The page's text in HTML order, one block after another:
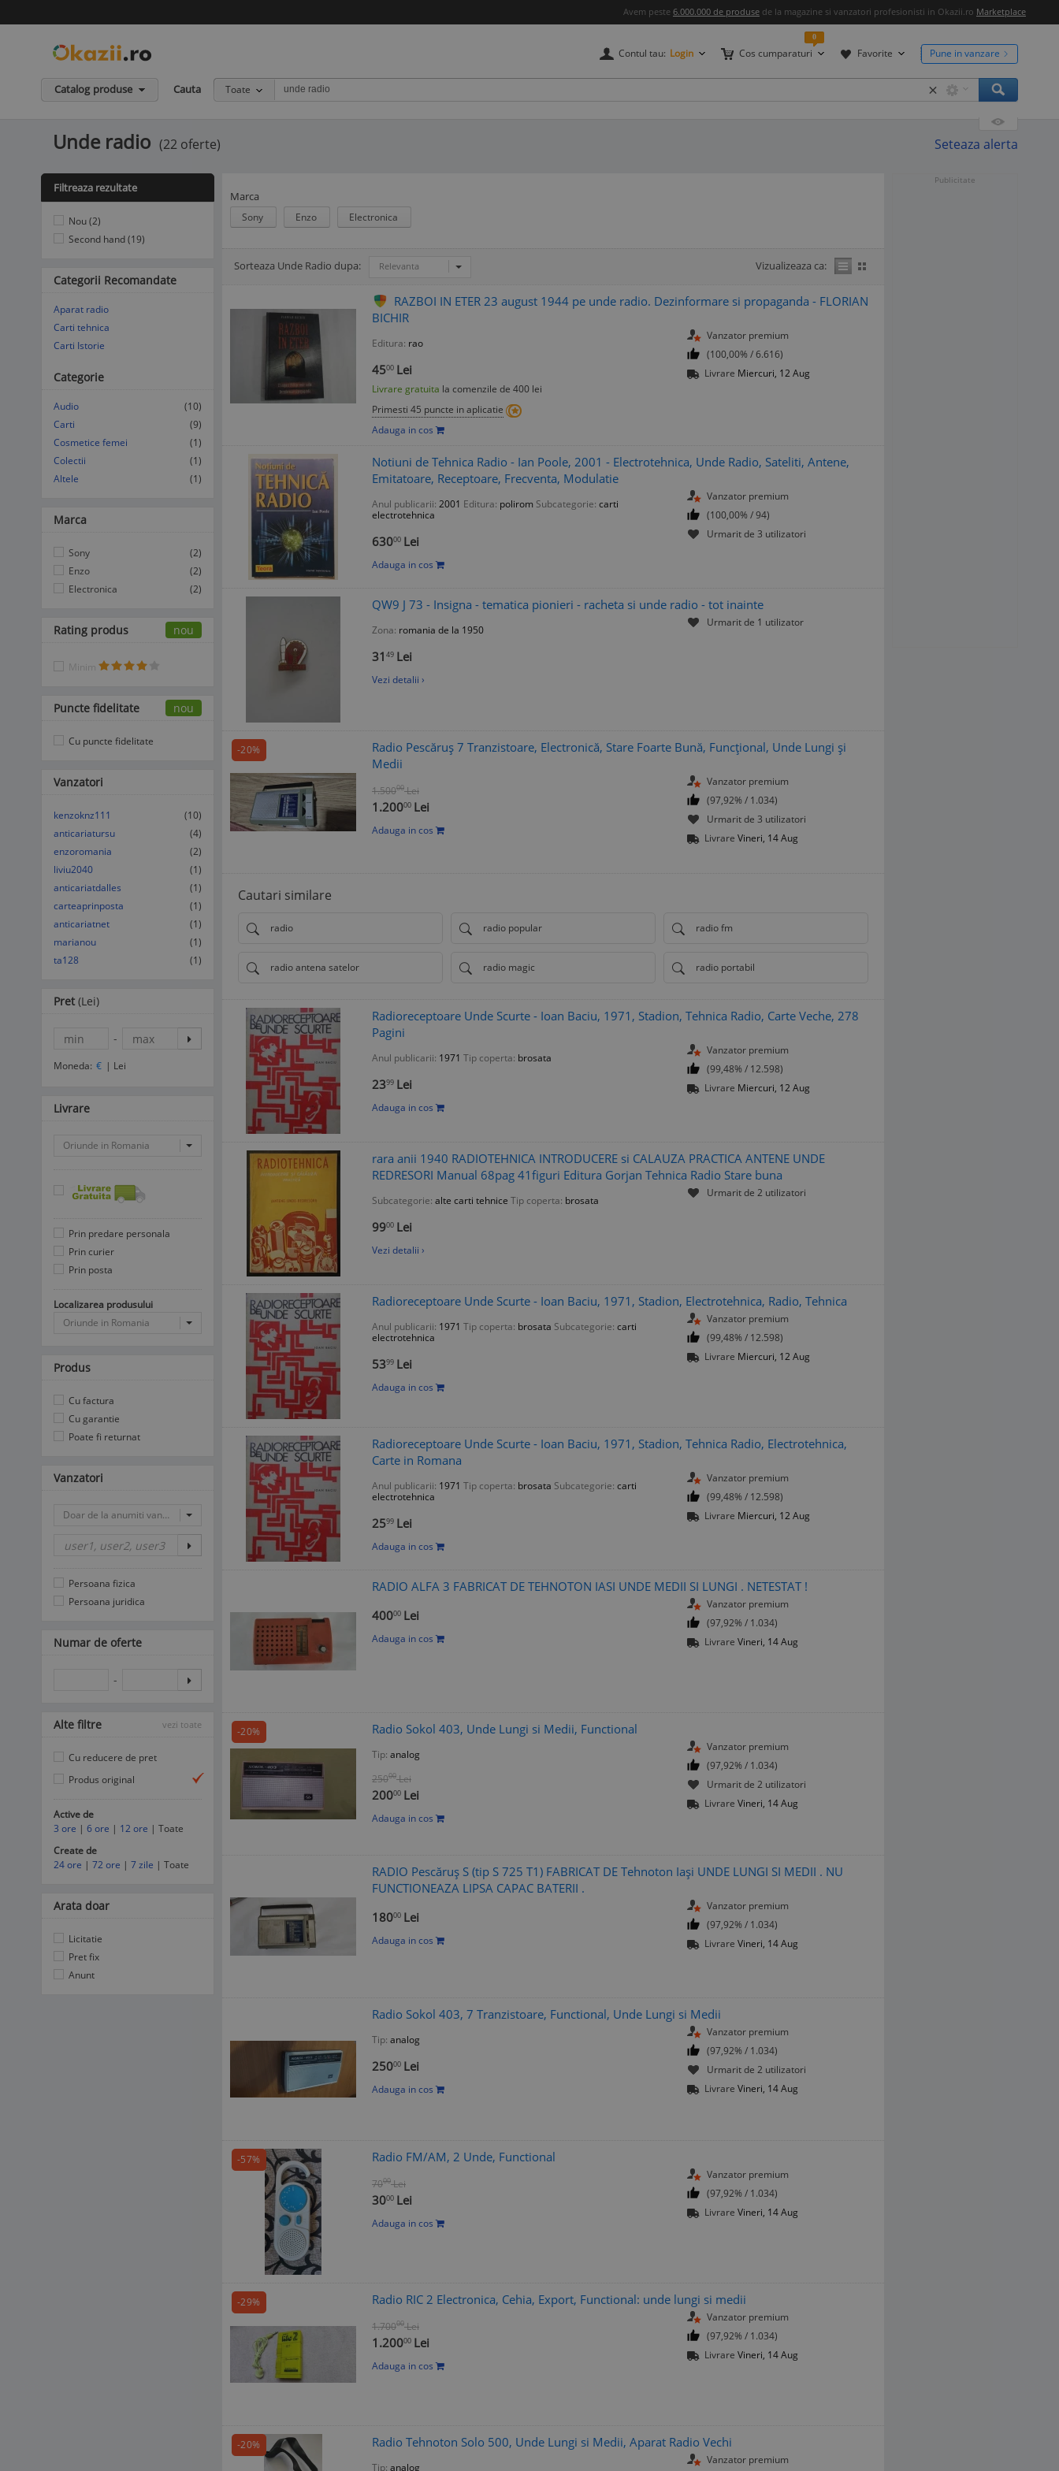
Avem peste 6.000.000 de produse de la magazine si vanzatori profesionisti in Okazii.ro Marketplace
Contul tau: Login Cos cumparaturi
0
Favorite Pune in vanzare
Catalog produse Cauta Toate ×
Unde radio (22 oferte) Seteaza alerta
Marca
Sony Enzo Electronica
Sorteaza Unde Radio dupa: Relevanta Vizualizeaza ca:
RAZBOI IN ETER 23 august 1944 pe unde radio. Dezinformare si propaganda - FLORIAN
BICHIR
Editura: rao
4500 Lei
Livrare gratuita la comenzile de 400 lei
Primesti 45 puncte in aplicatie
Adauga in cos
Vanzator premium
(100,00% / 6.616)
Livrare Miercuri, 12 Aug
Notiuni de Tehnica Radio - Ian Poole, 2001 - Electrotehnica, Unde Radio, Sateliti, Antene,
Emitatoare, Receptoare, Frecventa, Modulatie
Anul publicarii: 2001 Editura: polirom Subcategorie: carti
electrotehnica
63000 Lei
Adauga in cos
Vanzator premium
(100,00% / 94)
Urmarit de 3 utilizatori
QW9 J 73 - Insigna - tematica pionieri - racheta si unde radio - tot inainte
Zona: romania de la 1950
31 49 Lei
Vezi detalii ›
Urmarit de 1 utilizator
-20%
Radio Pescăruș 7 Tranzistoare, Electronică, Stare Foarte Bună, Funcțional, Unde Lungi și
Medii
1.50000 Lei
1.20000 Lei
Adauga in cos
Vanzator premium
(97,92% / 1.034)
Urmarit de 3 utilizatori
Livrare Vineri, 14 Aug
Cautari similare
radio radio popular radio fm
radio antena satelor radio magic radio portabil
Radioreceptoare Unde Scurte - Ioan Baciu, 1971, Stadion, Tehnica Radio, Carte Veche, 278
Pagini
Anul publicarii: 1971 Tip coperta: brosata
2399 Lei
Adauga in cos
Vanzator premium
(99,48% / 12.598)
Livrare Miercuri, 12 Aug
rara anii 1940 RADIOTEHNICA INTRODUCERE si CALAUZA PRACTICA ANTENE UNDE
REDRESORI Manual 68pag 41figuri Editura Gorjan Tehnica Radio Stare buna
Subcategorie: alte carti tehnice Tip coperta: brosata
9900 Lei
Vezi detalii ›
Urmarit de 2 utilizatori
Radioreceptoare Unde Scurte - Ioan Baciu, 1971, Stadion, Electrotehnica, Radio, Tehnica
Anul publicarii: 1971 Tip coperta: brosata Subcategorie: carti
electrotehnica
5399 Lei
Adauga in cos
Vanzator premium
(99,48% / 12.598)
Livrare Miercuri, 12 Aug
Radioreceptoare Unde Scurte - Ioan Baciu, 1971, Stadion, Tehnica Radio, Electrotehnica,
Carte in Romana
Anul publicarii: 1971 Tip coperta: brosata Subcategorie: carti
electrotehnica
2599 Lei
Adauga in cos
Vanzator premium
(99,48% / 12.598)
Livrare Miercuri, 12 Aug
RADIO ALFA 3 FABRICAT DE TEHNOTON IASI UNDE MEDII SI LUNGI . NETESTAT !
40000 Lei
Adauga in cos
Vanzator premium
(97,92% / 1.034)
Livrare Vineri, 14 Aug
-20% Radio Sokol 403, Unde Lungi si Medii, Functional
Tip: analog
25000 Lei
20000 Lei
Adauga in cos
Vanzator premium
(97,92% / 1.034)
Urmarit de 2 utilizatori
Livrare Vineri, 14 Aug
RADIO Pescăruș S (tip S 725 T1) FABRICAT DE Tehnoton Iași UNDE LUNGI SI MEDII . NU
FUNCTIONEAZA LIPSA CAPAC BATERII .
18000 Lei
Adauga in cos
Vanzator premium
(97,92% / 1.034)
Livrare Vineri, 14 Aug
Radio Sokol 403, 7 Tranzistoare, Functional, Unde Lungi si Medii
Tip: analog
25000 Lei
Adauga in cos
Vanzator premium
(97,92% / 1.034)
Urmarit de 2 utilizatori
Livrare Vineri, 14 Aug
-57% Radio FM/AM, 2 Unde, Functional
7000 Lei
3000 Lei
Adauga in cos
Vanzator premium
(97,92% / 1.034)
Livrare Vineri, 14 Aug
-29% Radio RIC 2 Electronica, Cehia, Export, Functional: unde lungi si medii
1.70000 Lei
1.20000 Lei
Adauga in cos
Vanzator premium
(97,92% / 1.034)
Livrare Vineri, 14 Aug
-20% Radio Tehnoton Solo 500, Unde Lungi si Medii, Aparat Radio Vechi
Tip: analog
Vanzator premium
Filtreaza rezultate
Nou (2)
Second hand (19)
Categorii Recomandate
Aparat radio
Carti tehnica
Carti Istorie
Categorie
Audio
(10)
Carti
(9)
Cosmetice femei
(1)
Colectii
(1)
Altele
(1)
Marca
Sony
(2)
Enzo
(2)
Electronica
(2)
Rating produs nou
Minim
Puncte fidelitate nou
Cu puncte fidelitate
Vanzatori
kenzoknz111
(10)
anticariatursu
(4)
enzoromania
(2)
liviu2040
(1)
anticariatdalles
(1)
carteaprinposta
(1)
anticariatnet
(1)
marianou
(1)
ta128
(1)
Pret (Lei)
-
Moneda: € | Lei
Livrare
Oriunde in Romania
Prin predare personala
Prin curier
Prin posta
Localizarea produsului
Oriunde in Romania
Produs
Cu factura
Cu garantie
Poate fi returnat
Vanzatori
Doar de la anumiti vanzatori
Persoana fizica
Persoana juridica
Numar de oferte
-
Alte filtre vezi toate
Cu reducere de pret
Produs original
Active de
3 ore | 6 ore | 12 ore | Toate
Create de
24 ore | 72 ore | 7 zile | Toate
Arata doar
Licitatie
Pret fix
Anunt
Publicitate